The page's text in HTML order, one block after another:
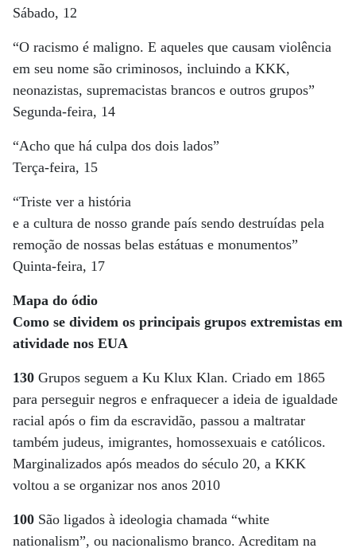
Sábado, 12
“O racismo é maligno. E aqueles que causam violência
em seu nome são criminosos, incluindo a KKK,
neonazistas, supremacistas brancos e outros grupos”
Segunda-feira, 14
“Acho que há culpa dos dois lados”
Terça-feira, 15
“Triste ver a história
e a cultura de nosso grande país sendo destruídas pela
remoção de nossas belas estátuas e monumentos”
Quinta-feira, 17
Mapa do ódio
Como se dividem os principais grupos extremistas em
atividade nos EUA
130 Grupos seguem a Ku Klux Klan. Criado em 1865
para perseguir negros e enfraquecer a ideia de igualdade
racial após o fim da escravidão, passou a maltratar
também judeus, imigrantes, homossexuais e católicos.
Marginalizados após meados do século 20, a KKK
voltou a se organizar nos anos 2010
100 São ligados à ideologia chamada “white
nationalism”, ou nacionalismo branco. Acreditam na